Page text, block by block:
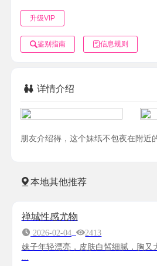
升级VIP
鉴别指南 信息规则
详情介绍
朋友介绍得，这个妹纸不包夜在附近
本地其他推荐
禅城性感尤物
2026-02-04
2413
妹子年轻漂亮，皮肤白皙细腻，胸又
...